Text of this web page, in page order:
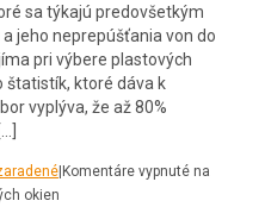
sa týkajú predovšetkým
jeho neprepúšťania von do
pri výbere plastových
štatistík, ktoré dáva k
vyplýva, že až 80%
Komentáre vypnuté na
okien